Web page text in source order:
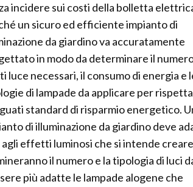
incidere sui costi della bolletta
un sicuro ed efficiente impianto di
da giardino va accuratamente
in modo da determinare il
luce necessari, il consumo di energia e
di lampade da applicare per
standard di risparmio energetico.
di illuminazione da giardino deve
effetti luminosi che si intende
il numero e la tipologia di luci
più adatte le lampade alogene che